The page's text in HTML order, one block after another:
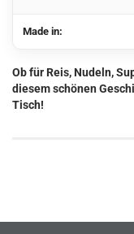
Made in:
Ob für Reis, Nudeln,
diesem schönen
Tisch!